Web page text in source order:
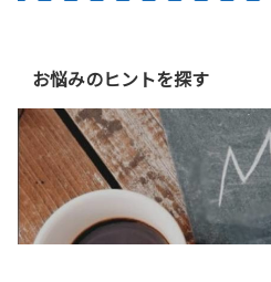
お悩みのヒントを探す